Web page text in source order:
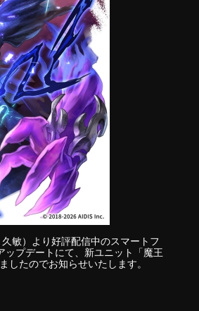
敏）より好評配信中のスマートフ
ップデートにて、新ユニット「魔王
したのでお知らせいたします。